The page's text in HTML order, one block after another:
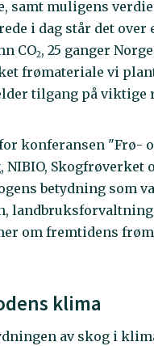
muligens
i dag står det
CO2, 25 ganger
frømateriale vi
tilgang på
konferansen
NIBIO,
betydning som
om fremtidens
klima
av skog i